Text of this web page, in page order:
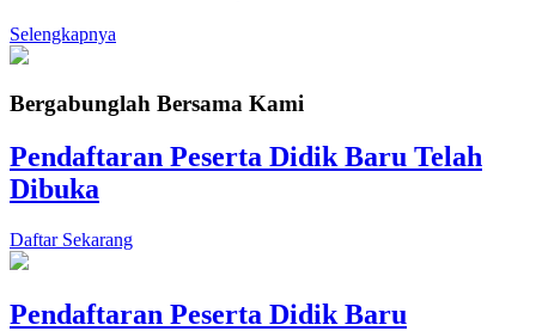
Selengkapnya
Bergabunglah Bersama Kami
Pendaftaran Peserta Didik Baru Telah
Dibuka
Daftar Sekarang
Pendaftaran Peserta Didik Baru